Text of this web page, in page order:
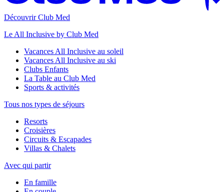
Découvrir Club Med
Le All Inclusive by Club Med
Vacances All Inclusive au soleil
Vacances All Inclusive au ski
Clubs Enfants
La Table au Club Med
Sports & activités
Tous nos types de séjours
Resorts
Croisières
Circuits & Escapades
Villas & Chalets
Avec qui partir
En famille